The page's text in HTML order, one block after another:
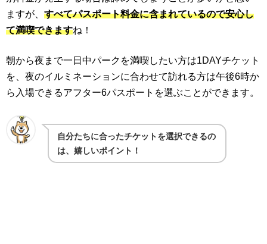
ますが、 すべてパスポート料金に含まれているので安心し
て満喫できますね！
朝から夜まで一日中パークを満喫したい方は1DAYチケット
を、夜のイルミネーションに合わせて訪れる方は午後6時か
ら入場できるアフター6パスポートを選ぶことができます。
自分たちに合ったチケットを選択できるの
は、嬉しいポイント！